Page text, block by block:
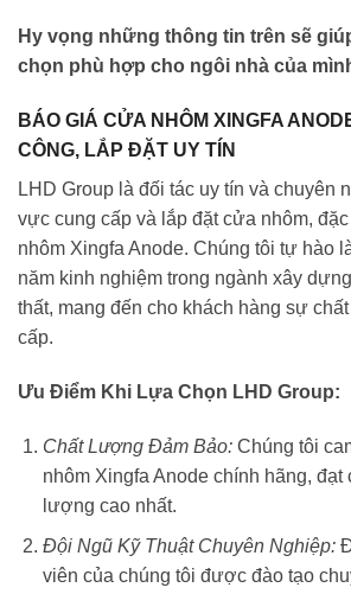
Hy vọng những thông tin trên sẽ
chọn phù hợp cho ngôi nhà của
BÁO GIÁ CỬA NHÔM XINGFA
CÔNG, LẮP ĐẶT UY TÍN
LHD Group là đối tác uy tín và chuyên
vực cung cấp và lắp đặt cửa nhôm,
nhôm Xingfa Anode. Chúng tôi tự hào
năm kinh nghiệm trong ngành xây
thất, mang đến cho khách hàng sự
cấp.
Ưu Điểm Khi Lựa Chọn LHD Group:
Chất Lượng Đảm Bảo:Chúng tôi
nhôm Xingfa Anode chính hãng, đạt
lượng cao nhất.
Đội Ngũ Kỹ Thuật Chuyên Nghiệp:
viên của chúng tôi được đào tạo